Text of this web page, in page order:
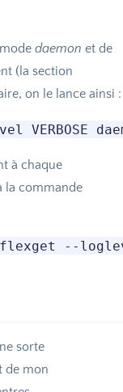
daemon et de
(la section
on le lance ainsi :
à chaque
la commande
sorte
de mon